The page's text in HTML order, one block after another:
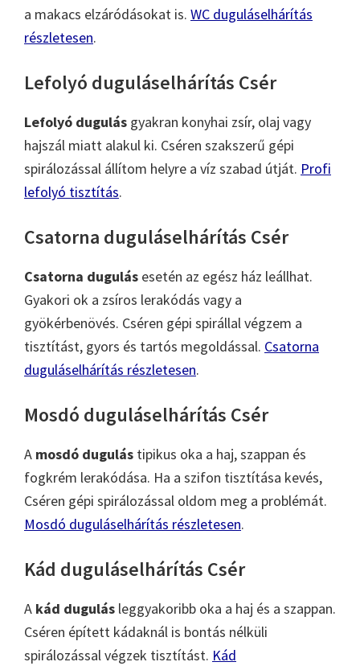
a makacs elzáródásokat is. WC duguláselhárítás
részletesen.
Lefolyó duguláselhárítás Csér
Lefolyó dugulás gyakran konyhai zsír, olaj vagy
hajszál miatt alakul ki. Cséren szakszerű gépi
spirálozással állítom helyre a víz szabad útját. Profi
lefolyó tisztítás.
Csatorna duguláselhárítás Csér
Csatorna dugulás esetén az egész ház leállhat.
Gyakori ok a zsíros lerakódás vagy a
gyökérbenövés. Cséren gépi spirállal végzem a
tisztítást, gyors és tartós megoldással. Csatorna
duguláselhárítás részletesen.
Mosdó duguláselhárítás Csér
A mosdó dugulás tipikus oka a haj, szappan és
fogkrém lerakódása. Ha a szifon tisztítása kevés,
Cséren gépi spirálozással oldom meg a problémát.
Mosdó duguláselhárítás részletesen.
Kád duguláselhárítás Csér
A kád dugulás leggyakoribb oka a haj és a szappan.
Cséren épített kádaknál is bontás nélküli
spirálozással végzek tisztítást. Kád